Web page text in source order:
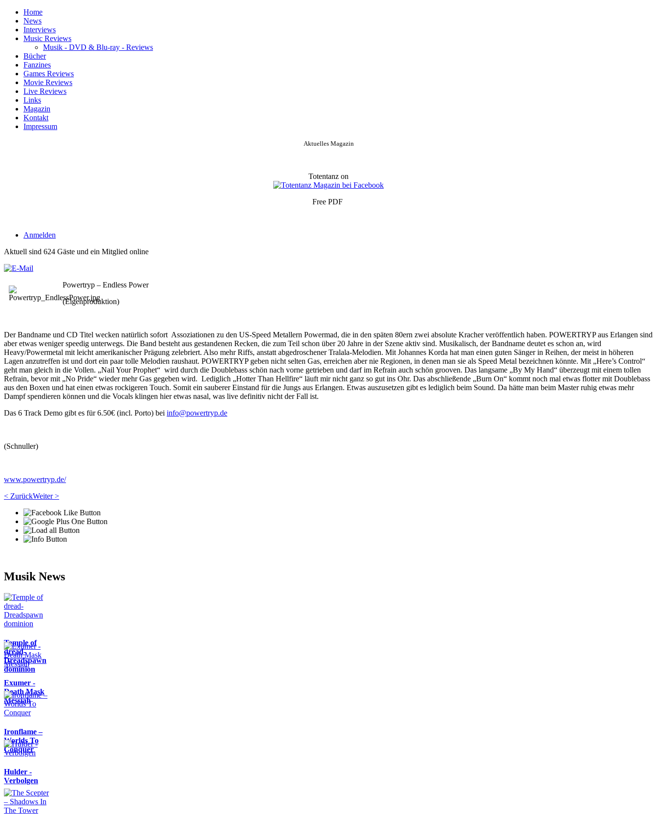
Home
News
Interviews
Music Reviews
Musik - DVD & Blu-ray - Reviews
Bücher
Fanzines
Games Reviews
Movie Reviews
Live Reviews
Links
Magazin
Kontakt
Impressum
Aktuelles Magazin
Totentanz on
Free PDF
Anmelden
Aktuell sind 624 Gäste und ein Mitglied online
Powertryp – Endless Power
(Eigenproduktion)
Der Bandname und CD Titel wecken natürlich sofort Assoziationen zu den US-Speed Metallern Powermad, die in den späten 80ern zwei absolute Kracher veröffentlich haben. POWERTRYP aus Erlangen sind
aber etwas weniger speedig unterwegs. Die Band besteht aus gestandenen Recken, die zum Teil schon über 20 Jahre in der Szene aktiv sind. Musikalisch, der Bandname deutet es schon an, wird
Heavy/Powermetal mit leicht amerikanischer Prägung zelebriert. Also mehr Riffs, anstatt abgedroschener Tralala-Melodien. Mit Johannes Korda hat man einen guten Sänger in Reihen, der meist in höheren
Lagen anzutreffen ist und dort ein paar tolle Melodien raushaut. POWERTRYP geben nicht selten Gas, erreichen aber nie Regionen, in denen man sie als Speed Metal bezeichnen könnte. Mit „Here’s Control“
geht man gleich in die Vollen. „Nail Your Prophet“ wird durch die Doublebass schön nach vorne getrieben und darf im Refrain auch schön grooven. Das langsame „By My Hand“ überzeugt mit einem tollen
Refrain, bevor mit „No Pride“ wieder mehr Gas gegeben wird. Lediglich „Hotter Than Hellfire“ läuft mir nicht ganz so gut ins Ohr. Das abschließende „Burn On“ kommt noch mal etwas flotter mit Doublebass
aus den Boxen und hat einen etwas rockigeren Touch. Somit ein sauberer Einstand für die Jungs aus Erlangen. Etwas auszusetzen gibt es lediglich beim Sound. Da hätte man beim Master ruhig etwas mehr
Dampf spendieren können und die Vocals klingen hier etwas nasal, was live definitiv nicht der Fall ist.
Das 6 Track Demo gibt es für 6.50€ (incl. Porto) bei info@powertryp.de
(Schnuller)
www.powertryp.de/
< ZurückWeiter >
Musik News
Temple of
dread-
Dreadspawn
dominion
Exumer -
Death Mask
Messiah
Ironflame –
Worlds To
Conquer
Hulder -
Verbolgen